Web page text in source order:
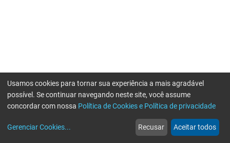
web
Notícias
more_horiz
Mais
Usamos cookies para tornar sua experiência a mais agradável
possível. Se continuar navegando neste site, você assume
concordar com nossa Política de Cookies e Política de privacidade
Gerenciar Cookies... Recusar Aceitar todos
Erro ao enviar informações, por favor tente novamente